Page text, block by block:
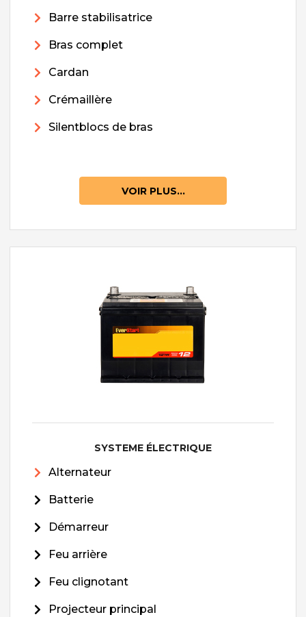
Barre stabilisatrice
Bras complet
Cardan
Crémaillère
Silentblocs de bras
VOIR PLUS...
SYSTEME ÉLECTRIQUE
Alternateur
Batterie
Démarreur
Feu arrière
Feu clignotant
Projecteur principal